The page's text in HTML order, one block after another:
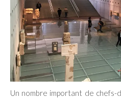
Un nombre important de chefs-